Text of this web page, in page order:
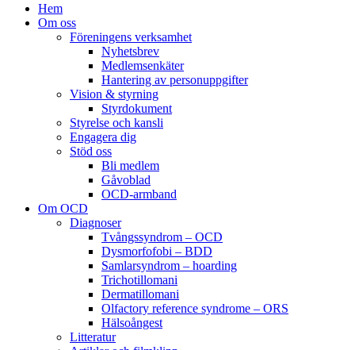
Hem
Om oss
Föreningens verksamhet
Nyhetsbrev
Medlemsenkäter
Hantering av personuppgifter
Vision & styrning
Styrdokument
Styrelse och kansli
Engagera dig
Stöd oss
Bli medlem
Gåvoblad
OCD-armband
Om OCD
Diagnoser
Tvångssyndrom – OCD
Dysmorfofobi – BDD
Samlarsyndrom – hoarding
Trichotillomani
Dermatillomani
Olfactory reference syndrome – ORS
Hälsoångest
Litteratur